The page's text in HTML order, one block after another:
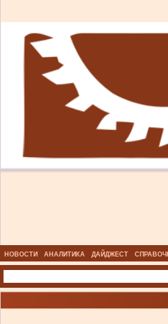
НОВОСТИ АНАЛИТИКА ДАЙДЖЕСТ